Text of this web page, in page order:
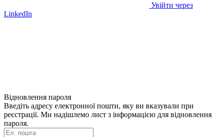
Увійти через
LinkedIn
Відновлення пароля
Введіть адресу електронної пошти, яку ви вказували при
реєстрації. Ми надішлемо лист з інформацією для відновлення
пароля.